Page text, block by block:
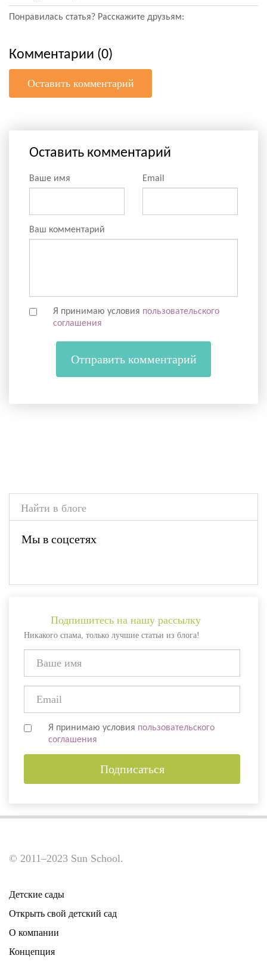
Понравилась статья? Расскажите друзьям:
Комментарии (0)
Оставить комментарий
Оставить комментарий
Ваше имя Email
Ваш комментарий
Я принимаю условия пользовательского
соглашения
Мы в соцсетях
Подпишитесь на нашу рассылку
Никакого спама, только лучшие статьи из блога!
Я принимаю условия пользовательского
соглашения
Подписаться
© 2011–2023 Sun School.
Детские сады
Открыть свой детский сад
О компании
Концепция